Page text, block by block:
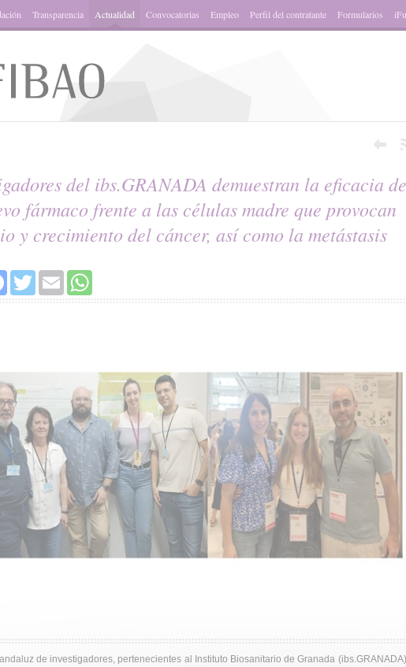
Transparencia Actualidad Convocatorias Empleo Perfil del contratante Formularios
del ibs.GRANADA demuestran la eficacia de
fármaco frente a las células madre que provocan
y crecimiento del cáncer, así como la metástasis
Facebook
Twitter Email WhatsApp
de investigadores, pertenecientes al Instituto Biosanitario de Granada